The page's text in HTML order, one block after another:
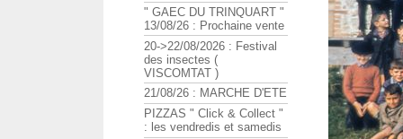
" GAEC DU TRINQUART "
13/08/26 : Prochaine vente
20->22/08/2026 : Festival
des insectes (
VISCOMTAT )
21/08/26 : MARCHE D'ETE
PIZZAS " Click & Collect "
: les vendredis et samedis